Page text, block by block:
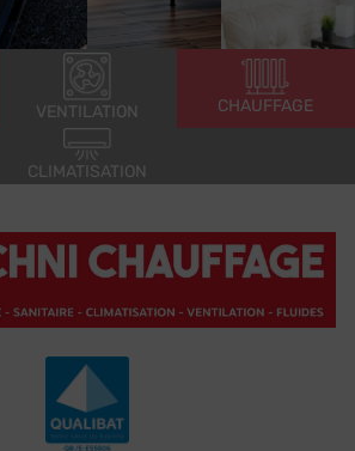
VENTILATION CHAUFFAGE
CLIMATISATION